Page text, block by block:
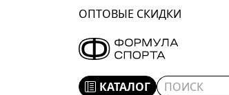
ОПТОВЫЕ СКИДКИ
КАТАЛОГ